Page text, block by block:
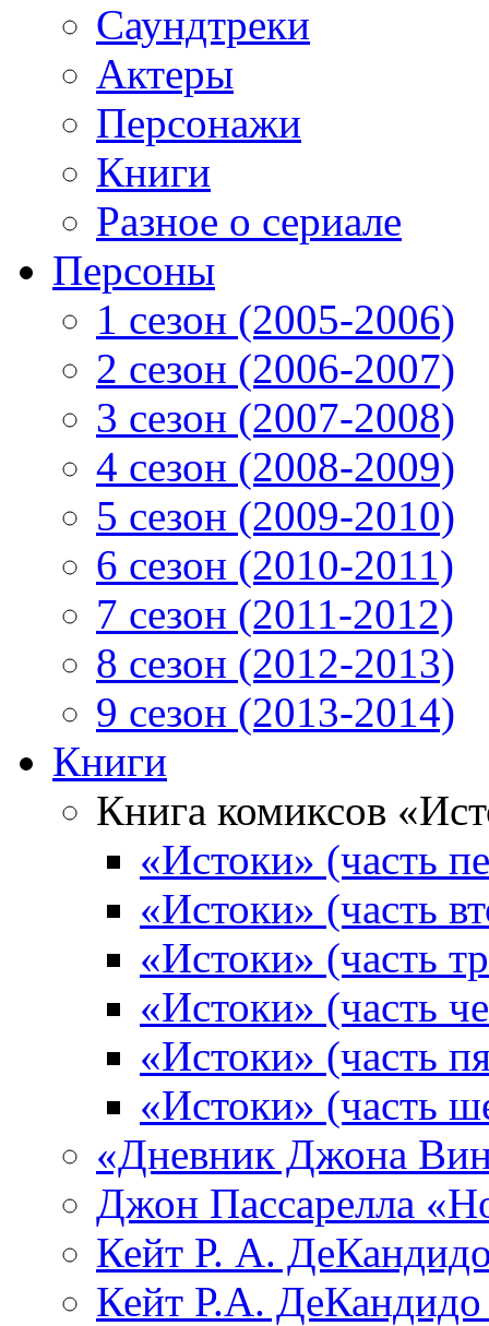
Саундтреки
Актеры
Персонажи
Книги
Разное о сериале
Персоны
1 сезон (2005-2006)
2 сезон (2006-2007)
3 сезон (2007-2008)
4 сезон (2008-2009)
5 сезон (2009-2010)
6 сезон (2010-2011)
7 сезон (2011-2012)
8 сезон (2012-2013)
9 сезон (2013-2014)
Книги
Книга комиксов
«Истоки» (часть
«Истоки» (часть
«Истоки» (часть
«Истоки» (часть
«Истоки» (часть
«Истоки» (часть
«Дневник Джона
Джон Пассарелла
Кейт Р. А.
Кейт Р.А.